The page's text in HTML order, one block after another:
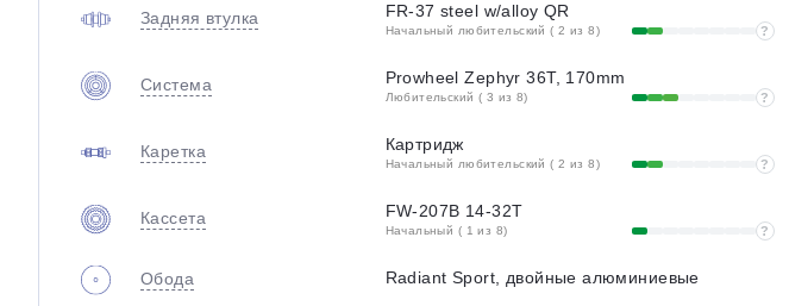
Задняя втулка FR-37 steel w/alloy QR
Начальный любительский ( 2 из 8) ?
Система Prowheel Zephyr 36T, 170mm
Любительский ( 3 из 8) ?
Каретка Картридж
Начальный любительский ( 2 из 8) ?
Кассета FW-207B 14-32T
Начальный ( 1 из 8) ?
Обода Radiant Sport, двойные алюминиевые